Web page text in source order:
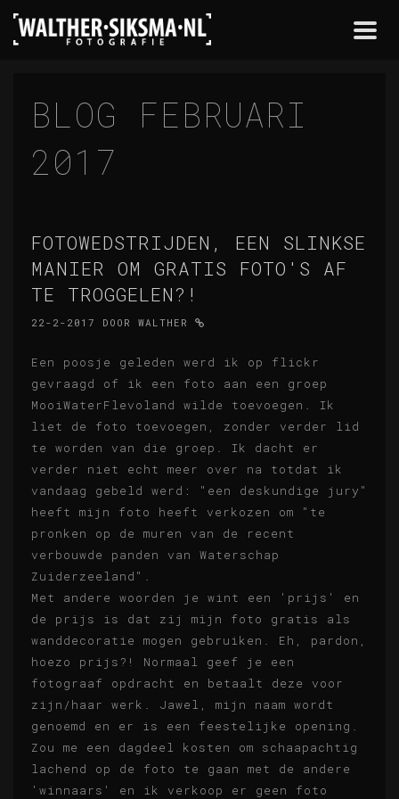
BLOG FEBRUARI
2017
FOTOWEDSTRIJDEN, EEN SLINKSE
MANIER OM GRATIS FOTO'S AF
TE TROGGELEN?!
22-2-2017 DOOR WALTHER
Een poosje geleden werd ik op flickr
gevraagd of ik een foto aan een groep
MooiWaterFlevoland wilde toevoegen. Ik
liet de foto toevoegen, zonder verder lid
te worden van die groep. Ik dacht er
verder niet echt meer over na totdat ik
vandaag gebeld werd: "een deskundige jury"
heeft mijn foto heeft verkozen om "te
pronken op de muren van de recent
verbouwde panden van Waterschap
Zuiderzeeland".
Met andere woorden je wint een 'prijs' en
de prijs is dat zij mijn foto gratis als
wanddecoratie mogen gebruiken. Eh, pardon,
hoezo prijs?! Normaal geef je een
fotograaf opdracht en betaalt deze voor
zijn/haar werk. Jawel, mijn naam wordt
genoemd en er is een feestelijke opening.
Zou me een dagdeel kosten om schaapachtig
lachend op de foto te gaan met de andere
'winnaars' en ik verkoop er geen foto